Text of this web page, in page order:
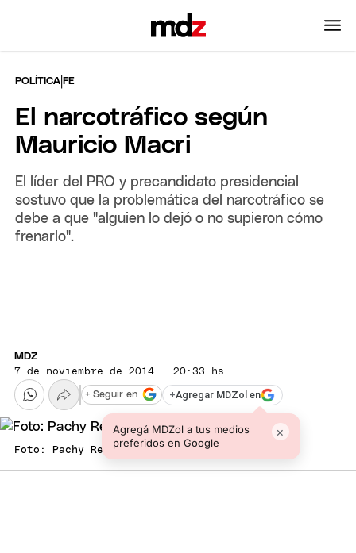
POLÍTICA |FE
El narcotráfico según
Mauricio Macri
El líder del PRO y precandidato presidencial
sostuvo que la problemática del narcotráfico se
debe a que "alguien lo dejó o no supieron cómo
frenarlo".
MDZ
7 de noviembre de 2014 · 20:33 hs
+Agregar MDZol en
Agregá MDZol a tus medios
preferidos en Google
×
+ Seguir en
Foto: Pachy Reynoso/MDZ